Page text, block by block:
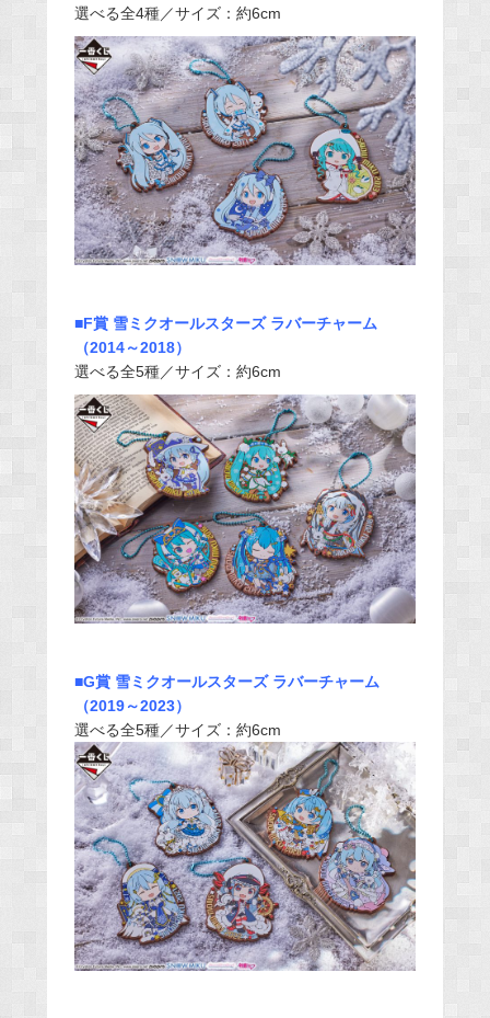
選べる全4種／サイズ：約6cm
■F賞 雪ミクオールスターズ ラバーチャーム
（2014～2018）
選べる全5種／サイズ：約6cm
■G賞 雪ミクオールスターズ ラバーチャーム
（2019～2023）
選べる全5種／サイズ：約6cm